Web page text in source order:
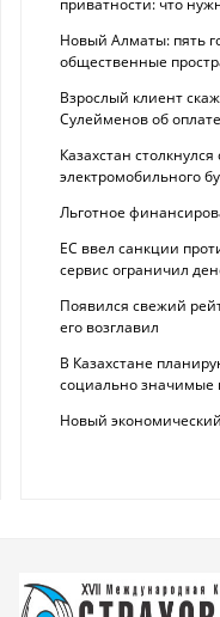
приватности: что
Новый Алматы: пять
общественные
Взрослый клиент
Сулейменов об
Казахстан
электромобильного
Льготное
ЕС ввел санкции
сервис ограничил
Появился свежий
его возглавил
В Казахстане
социально значимые
Новый